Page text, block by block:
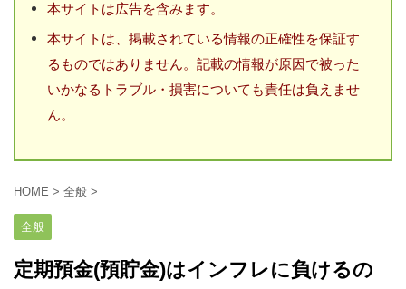
本サイトは広告を含みます。
本サイトは、掲載されている情報の正確性を保証す
るものではありません。記載の情報が原因で被った
いかなるトラブル・損害についても責任は負えませ
ん。
HOME > 全般 >
全般
定期預金(預貯金)はインフレに負けるの